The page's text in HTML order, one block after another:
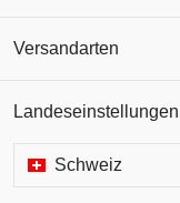
Versandarten
Landeseinstellungen
Schweiz